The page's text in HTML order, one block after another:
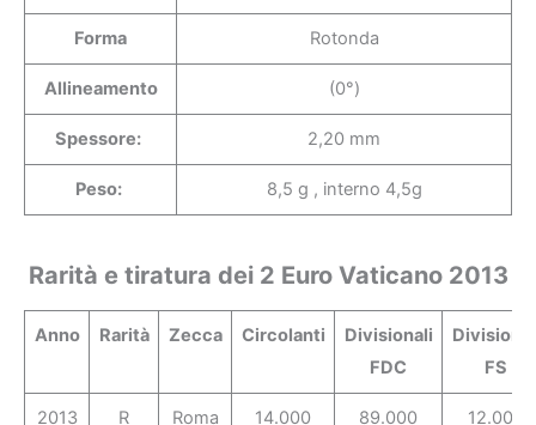
Forma Rotonda
Allineamento (0°)
Spessore: 2,20 mm
Peso: 8,5 g , interno 4,5g
Rarità e tiratura dei 2 Euro Vaticano 2013
Anno Rarità Zecca Circolanti
Divisionali
FDC
FS
2013 R Roma 14.000 89.000 12.000